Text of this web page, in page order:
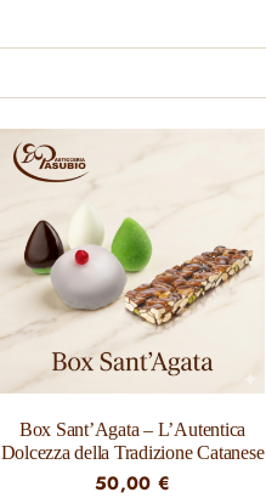
Box Sant’Agata – L’Autentica
Dolcezza della Tradizione Catanese
50,00 €